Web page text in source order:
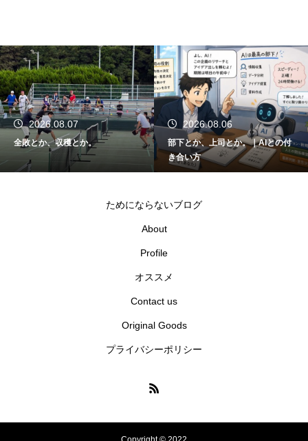
2026.08.07
全敗とか、収穫とか。
2026.08.06
部下とか、上司とか。｜AIとの付
き合い方
ためにならないブログ
About
Profile
オススメ
Contact us
Original Goods
プライバシーポリシー